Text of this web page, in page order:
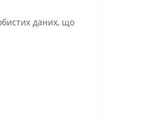
даних, що